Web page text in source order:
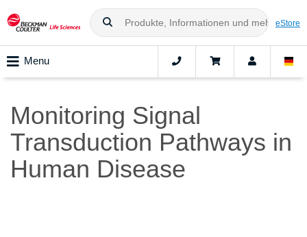
eStore
Menu
Monitoring Signal
Transduction Pathways in
Human Disease